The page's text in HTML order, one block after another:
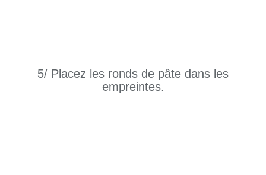
5/ Placez les ronds de pâte dans les
empreintes.